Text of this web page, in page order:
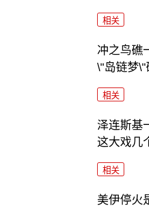
相关
冲之鸟礁
\"岛链梦\"
相关
泽连斯基
这大戏几
相关
美伊停火